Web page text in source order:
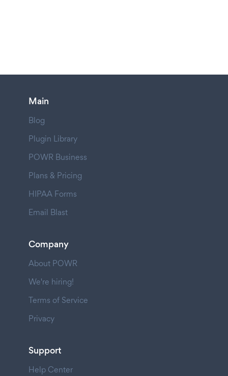
Main
Blog
Plugin Library
POWR Business
Plans & Pricing
HIPAA Forms
Email Blast
Company
About POWR
We're hiring!
Terms of Service
Privacy
Support
Help Center